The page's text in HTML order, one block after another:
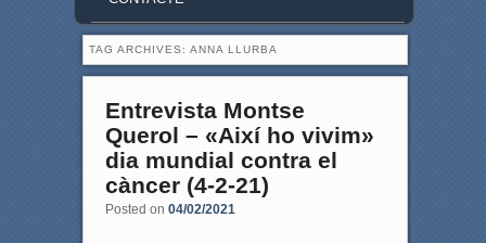
TAG ARCHIVES: ANNA LLURBA
Entrevista Montse
Querol – «Així ho vivim»
dia mundial contra el
càncer (4-2-21)
Posted on 04/02/2021